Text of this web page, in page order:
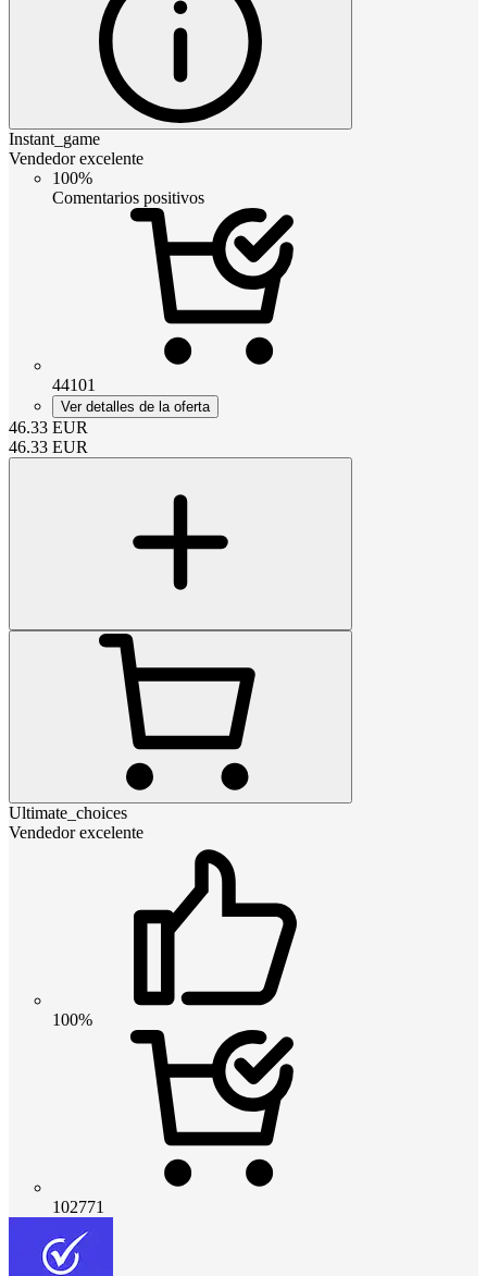
Instant_game
Vendedor excelente
100%
Comentarios positivos
44101
Ver detalles de la oferta
46.33 EUR
46.33 EUR
Ultimate_choices
Vendedor excelente
100%
102771